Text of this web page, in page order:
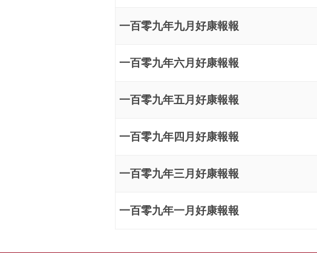
一百零九年九月好康報報
一百零九年六月好康報報
一百零九年五月好康報報
一百零九年四月好康報報
一百零九年三月好康報報
一百零九年一月好康報報